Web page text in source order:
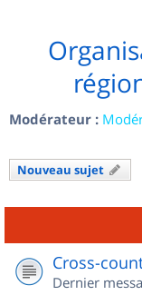
Modérateur :
Nouveau sujet
Cross-
Dernier